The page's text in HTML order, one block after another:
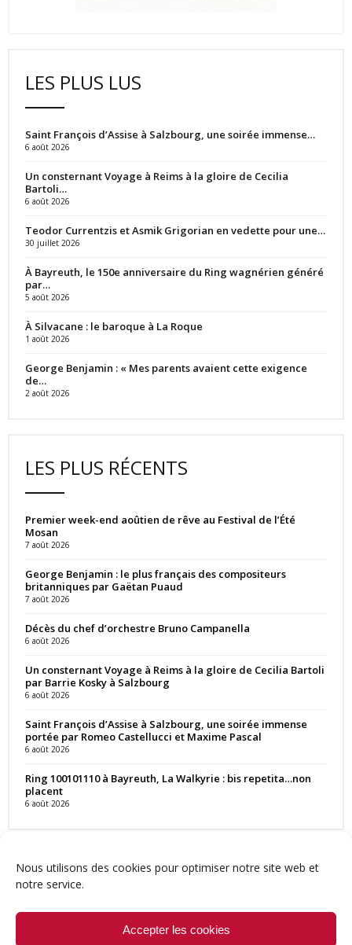
Nous utilisons des cookies pour optimiser notre site web et
notre service.
Accepter les cookies
LES PLUS LUS
Saint François d’Assise à Salzbourg, une soirée immense…
6 août 2026
Un consternant Voyage à Reims à la gloire de Cecilia
Bartoli…
6 août 2026
Teodor Currentzis et Asmik Grigorian en vedette pour une…
30 juillet 2026
À Bayreuth, le 150e anniversaire du Ring wagnérien généré
par…
5 août 2026
À Silvacane : le baroque à La Roque
1 août 2026
George Benjamin : « Mes parents avaient cette exigence
de…
2 août 2026
LES PLUS RÉCENTS
Premier week-end aoûtien de rêve au Festival de l’Été
Mosan
7 août 2026
George Benjamin : le plus français des compositeurs
britanniques par Gaëtan Puaud
7 août 2026
Décès du chef d’orchestre Bruno Campanella
6 août 2026
Un consternant Voyage à Reims à la gloire de Cecilia Bartoli
par Barrie Kosky à Salzbourg
6 août 2026
Saint François d’Assise à Salzbourg, une soirée immense
portée par Romeo Castellucci et Maxime Pascal
6 août 2026
Ring 100101110 à Bayreuth, La Walkyrie : bis repetita…non
placent
6 août 2026